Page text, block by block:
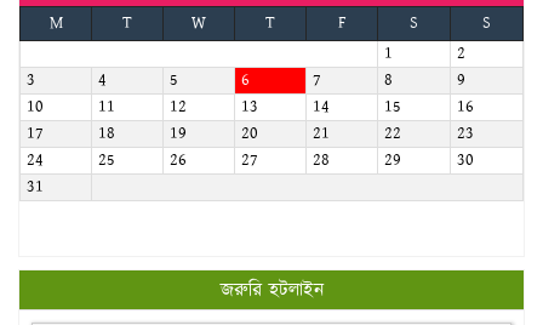
M T W T F S
S
1
2
3
4 5 6 7 8
9
10
11 12 13 14 15
16
17
18 19 20 21 22
23
24
25 26 27 28 29
30
31
জরুরি হটলাইন